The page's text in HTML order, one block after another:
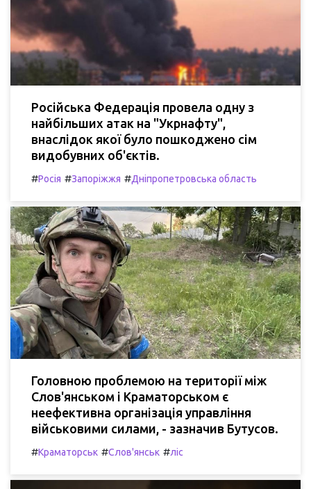
Російська Федерація провела одну з
найбільших атак на "Укрнафту",
внаслідок якої було пошкоджено сім
видобувних об'єктів.
#Росія #Запоріжжя #Дніпропетровська область
Головною проблемою на території між
Слов'янськом і Краматорськом є
неефективна організація управління
військовими силами, - зазначив Бутусов.
#Краматорськ #Слов'янськ #ліс